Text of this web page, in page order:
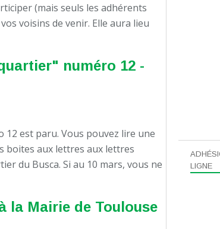
(mais seuls les adhérents
voisins de venir. Elle aura lieu
numéro 12 -
est paru. Vous pouvez lire une
boites aux lettres aux lettres
du Busca. Si au 10 mars, vous ne
la Mairie de Toulouse
LIGNE